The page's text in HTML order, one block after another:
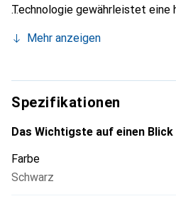
Technologie gewährleistet eine
Mehr anzeigen
Spezifikationen
Das Wichtigste auf einen Blick
Farbe
Schwarz